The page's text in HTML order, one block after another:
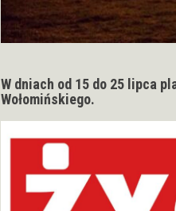
W dniach od 15 do 25 lipca
Wołomińskiego.